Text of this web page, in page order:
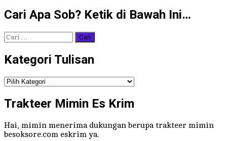
Cari Apa Sob? Ketik di Bawah Ini…
Cari
untuk:
Kategori Tulisan
Kategori
Trakteer Mimin Es Krim
Hai, mimin menerima dukungan berupa trakteer mimin
besoksore.com eskrim ya.